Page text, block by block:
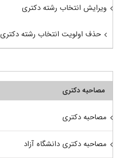
ویرایش انتخاب رشته دکتری
حذف اولویت انتخاب رشته دکتری
مصاحبه دکتری
مصاحبه دکتری
مصاحبه دکتری دانشگاه آزاد